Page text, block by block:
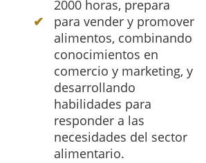
2000 horas, prepara
para vender y promover
alimentos, combinando
conocimientos en
comercio y marketing, y
desarrollando
habilidades para
responder a las
necesidades del sector
alimentario.